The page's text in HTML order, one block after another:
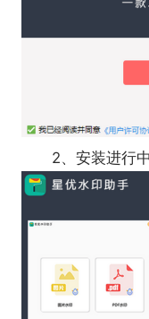
对于个人用户而
注拍摄地点、时
2、安装进行中